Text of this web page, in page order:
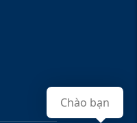
Chào bạn